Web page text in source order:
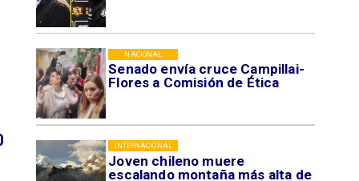
Senado envía cruce Campillai-
Flores a Comisión de Ética
NACIONAL
Joven chileno muere
escalando montaña más alta de
INTERNACIONAL